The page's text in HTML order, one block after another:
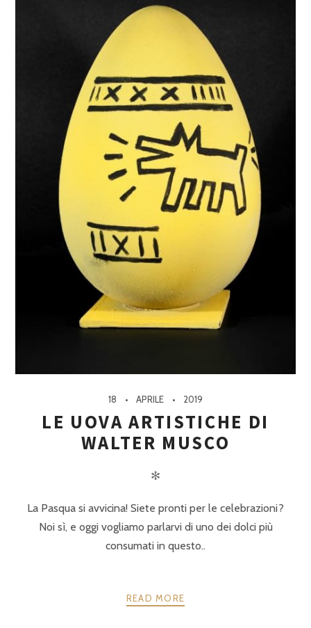
18 APRILE 2019
LE UOVA ARTISTICHE DI
WALTER MUSCO
✻
La Pasqua si avvicina! Siete pronti per le celebrazioni?
Noi sì, e oggi vogliamo parlarvi di uno dei dolci più
consumati in questo..
READ MORE